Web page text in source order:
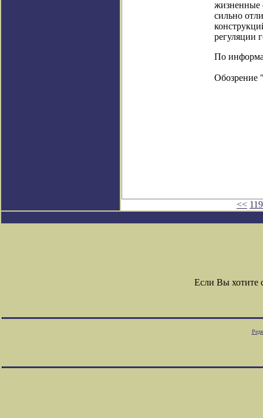
жизненные
сильно
регуляции
По
Обозрение
<<
Если Вы хотите